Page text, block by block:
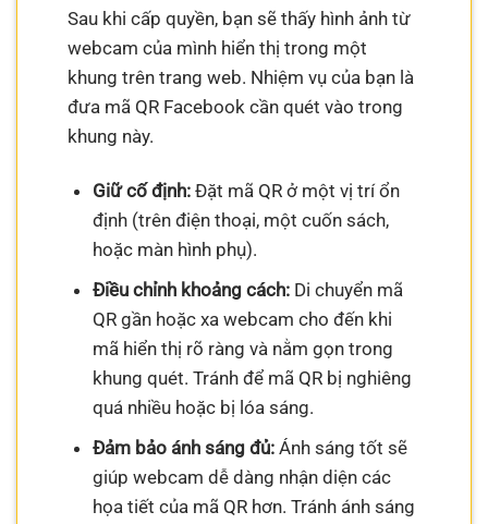
Sau khi cấp quyền, bạn sẽ thấy hình ảnh từ
webcam của mình hiển thị trong một
khung trên trang web. Nhiệm vụ của bạn là
đưa mã QR Facebook cần quét vào trong
khung này.
Giữ cố định:Đặt mã QR ở một vị trí ổn
định (trên điện thoại, một cuốn sách,
hoặc màn hình phụ).
Điều chỉnh khoảng cách:Di chuyển mã
QR gần hoặc xa webcam cho đến khi
mã hiển thị rõ ràng và nằm gọn trong
khung quét. Tránh để mã QR bị nghiêng
quá nhiều hoặc bị lóa sáng.
Đảm bảo ánh sáng đủ:Ánh sáng tốt sẽ
giúp webcam dễ dàng nhận diện các
họa tiết của mã QR hơn. Tránh ánh sáng